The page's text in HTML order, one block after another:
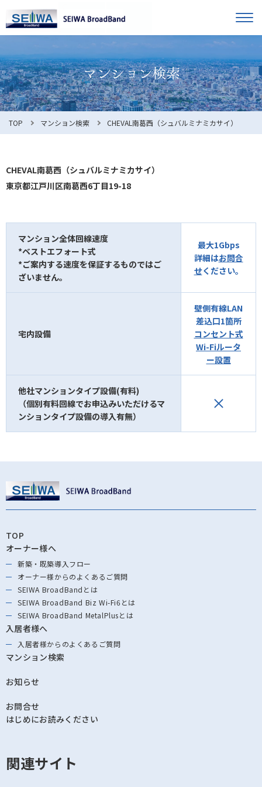
オーナー様へ
入居者様へ
お知らせ
利用規約
お問合せ マンション検索
TOP マンション検索 CHEVAL南葛西（シュバルミナミカサイ）
CHEVAL南葛西（シュバルミナミカサイ）
東京都江戸川区南葛西6丁目19-18
マンション全体回線速度
*ベストエフォート式
*ご案内する速度を保証するものではご
ざいません。
最大1Gbps
詳細はお問合
せください。
宅内設備
壁側有線LAN
差込口1箇所
コンセント式
Wi-Fiルータ
ー設置
他社マンションタイプ設備(有料)
（個別有料回線でお申込みいただけるマ
ンションタイプ設備の導入有無）
TOP
オーナー様へ
新築・既築導⼊フロー
オーナー様からのよくあるご質問
SEIWA BroadBandとは
SEIWA BroadBand Biz Wi-Fi6とは
SEIWA BroadBand MetalPlusとは
入居者様へ
入居者様からのよくあるご質問
マンション検索
お知らせ
お問合せ
はじめにお読みください
関連サイト